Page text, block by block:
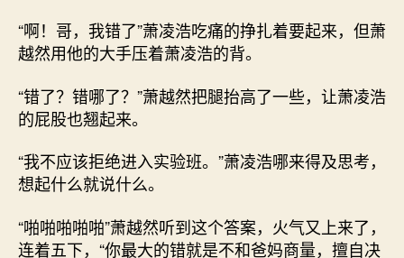
“啊！哥，我错了”萧凌浩吃痛的挣扎着要起来，但萧
越然用他的大手压着萧凌浩的背。
“错了？错哪了？”萧越然把腿抬高了一些，让萧凌浩
的屁股也翘起来。
“我不应该拒绝进入实验班。”萧凌浩哪来得及思考，
想起什么就说什么。
“啪啪啪啪啪”萧越然听到这个答案，火气又上来了，
连着五下，“你最大的错就是不和爸妈商量，擅自决